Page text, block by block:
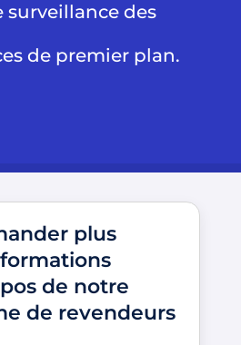
surveillance des
de premier plan.
plus
de notre
de revendeurs